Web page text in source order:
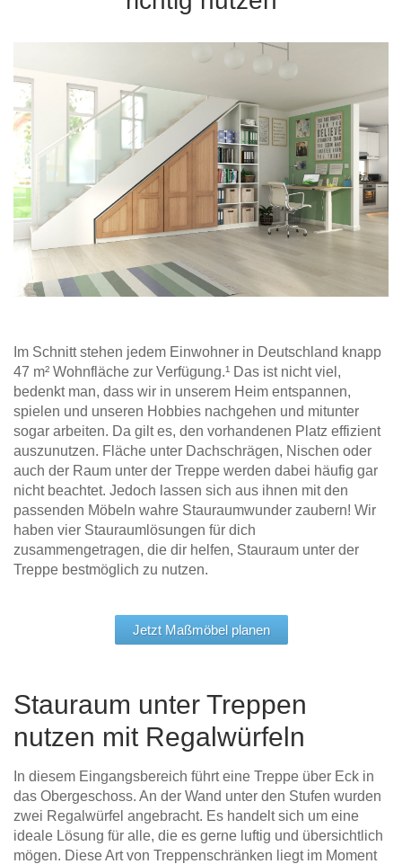
SchuhschrankKommode
Sideboard
aus
Massivholz
Badregal
SpiegelschrankPolstermöbel
Ecksofa
Sessel
Hocker
Schlafsofa
Schlafsessel
Küche
Produktlinie
Selection
Outdoorküche
der
Produktlinie
Ultima
Im Schnitt stehen jedem Einwohner in Deutschland knapp
47 m² Wohnfläche zur Verfügung.¹ Das ist nicht viel,
bedenkt man, dass wir in unserem Heim entspannen,
spielen und unseren Hobbies nachgehen und mitunter
sogar arbeiten. Da gilt es, den vorhandenen Platz effizient
auszunutzen. Fläche unter Dachschrägen, Nischen oder
auch der Raum unter der Treppe werden dabei häufig gar
nicht beachtet. Jedoch lassen sich aus ihnen mit den
passenden Möbeln wahre Stauraumwunder zaubern! Wir
haben vier Stauraumlösungen für dich
zusammengetragen, die dir helfen, Stauraum unter der
Treppe bestmöglich zu nutzen.
Jetzt Maßmöbel planen
Stauraum unter Treppen
nutzen mit Regalwürfeln
In diesem Eingangsbereich führt eine Treppe über Eck in
das Obergeschoss. An der Wand unter den Stufen wurden
zwei Regalwürfel angebracht. Es handelt sich um eine
ideale Lösung für alle, die es gerne luftig und übersichtlich
mögen. Diese Art von Treppenschränken liegt im Moment
Für Dachschrägen
Hängeboards
Kommoden
Massivholz-Schränke & -Regale
Regale
Schiebetüren
Sofas & Schlafsofas
Tische & Bänke
Vitrinen
Wandboards